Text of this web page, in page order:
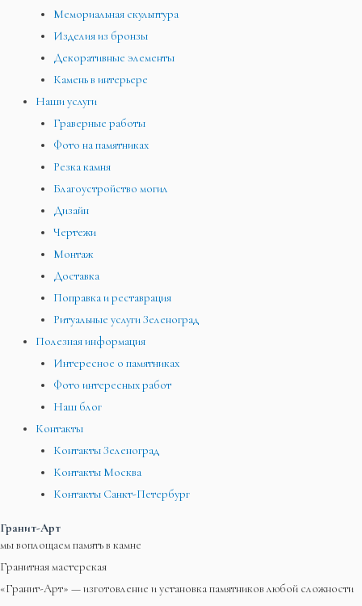
Мемориальная скульптура
Изделия из бронзы
Декоративные элементы
Камень в интерьере
Наши услуги
Граверные работы
Фото на памятниках
Резка камня
Благоустройство могил
Дизайн
Чертежи
Монтаж
Доставка
Поправка и реставрация
Ритуальные услуги Зеленоград
Полезная информация
Интересное о памятниках
Фото интересных работ
Наш блог
Контакты
Контакты Зеленоград
Контакты Москва
Контакты Санкт-Петербург
Гранит-Арт
мы воплощаем память в камне
Гранитная мастерская
«Гранит-Арт» — изготовление и установка памятников любой сложности